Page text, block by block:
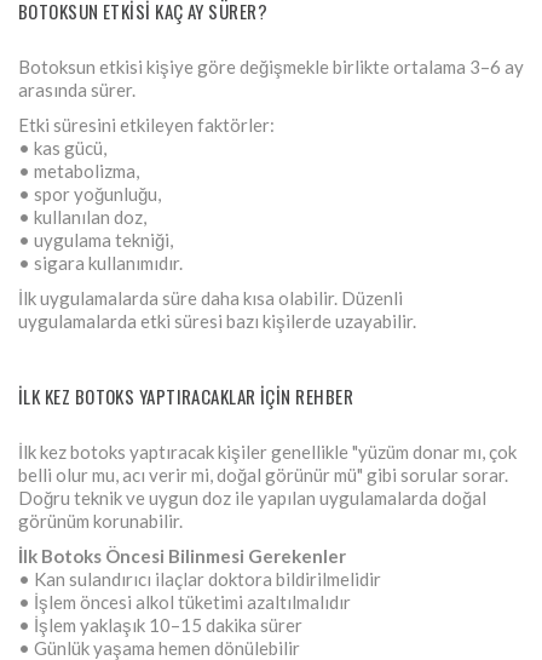
BOTOKSUN ETKISI KAÇ AY SÜRER?
Botoksun etkisi kişiye göre değişmekle birlikte ortalama 3–6 ay
arasında sürer.
Etki süresini etkileyen faktörler:
• kas gücü,
• metabolizma,
• spor yoğunluğu,
• kullanılan doz,
• uygulama tekniği,
• sigara kullanımıdır.
İlk uygulamalarda süre daha kısa olabilir. Düzenli
uygulamalarda etki süresi bazı kişilerde uzayabilir.
İLK KEZ BOTOKS YAPTIRACAKLAR İÇIN REHBER
İlk kez botoks yaptıracak kişiler genellikle "yüzüm donar mı, çok
belli olur mu, acı verir mi, doğal görünür mü" gibi sorular sorar.
Doğru teknik ve uygun doz ile yapılan uygulamalarda doğal
görünüm korunabilir.
İlk Botoks Öncesi Bilinmesi Gerekenler
• Kan sulandırıcı ilaçlar doktora bildirilmelidir
• İşlem öncesi alkol tüketimi azaltılmalıdır
• İşlem yaklaşık 10–15 dakika sürer
• Günlük yaşama hemen dönülebilir